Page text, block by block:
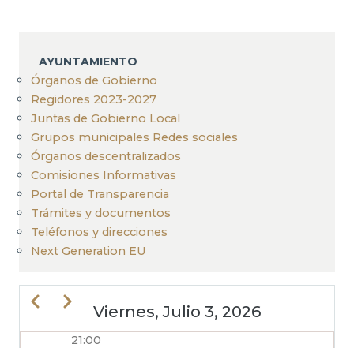
SERVICIOS
MUNICIPALES
PERFIL
DEL
CONTRATANTE
ANUNCIOS
de
ayuda
a
la
navegación
AYUNTAMIENTO
Órganos de Gobierno
Regidores 2023-2027
Juntas de Gobierno Local
Grupos municipales Redes sociales
Órganos descentralizados
Comisiones Informativas
Portal de Transparencia
Trámites y documentos
Teléfonos y direcciones
Next Generation EU
Viernes, Julio 3, 2026
AnteriorSiguiente
21:00